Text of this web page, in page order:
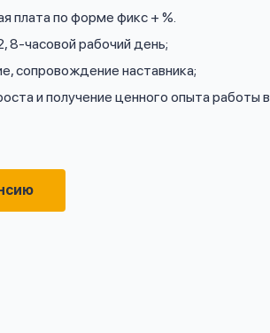
плата по форме фикс + %.
8-часовой рабочий день;
сопровождение наставника;
и получение ценного опыта работы в